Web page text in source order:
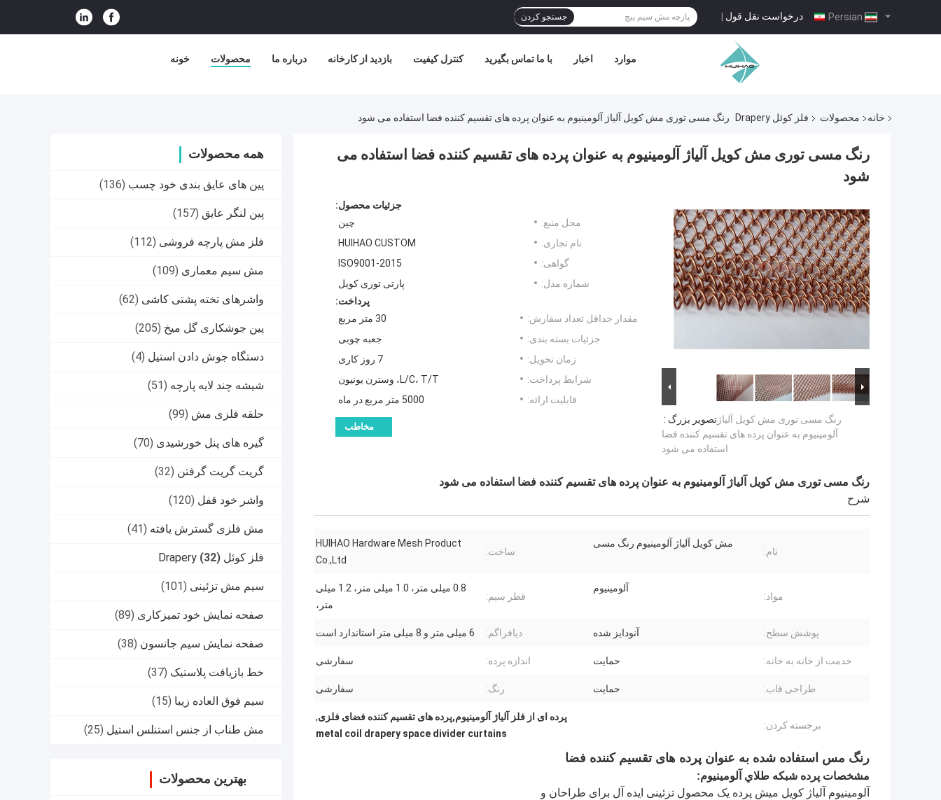
درخواست نقل قول | جستجو کردن
خونه محصولات درباره ما بازدید از کارخانه کنترل کیفیت با ما تماس بگیرید اخبار موارد
خانه محصولات فلز کوئل Drapery رنگ مسی توری مش کویل آلیاژ آلومینیوم به عنوان پرده های تقسیم کننده فضا استفاده می شود
همه محصولات
پین های عایق بندی خود چسب (136)
پین لنگر عایق (157)
فلز مش پارچه فروشی (112)
مش سیم معماری (109)
واشرهای تخته پشتی کاشی (62)
پین جوشکاری گل میخ (205)
دستگاه جوش دادن استیل (4)
شیشه چند لایه پارچه (51)
حلقه فلزی مش (99)
گیره های پنل خورشیدی (70)
گریت گریت گرفتن (32)
واشر خود قفل (120)
مش فلزی گسترش یافته (41)
فلز کوئل Drapery (32)
سیم مش تزئینی (101)
صفحه نمایش خود تمیزکاری (89)
صفحه نمایش سیم جانسون (38)
خط بازیافت پلاستیک (37)
سیم فوق العاده زیبا (15)
مش طناب از جنس استنلس استیل (25)
بهترین محصولات
رنگ مسی توری مش کویل آلیاژ آلومینیوم به عنوان پرده های تقسیم کننده فضا استفاده می
شود
تصویر بزرگ :رنگ مسی توری مش کویل آلیاژ
آلومینیوم به عنوان پرده های تقسیم کننده فضا
استفاده می شود
جزئیات محصول:
محل منبع:
چین
نام تجاری:
HUIHAO CUSTOM
گواهی:
ISO9001-2015
شماره مدل:
پارتی توری کویل
پرداخت:
مقدار حداقل تعداد سفارش:
30 متر مربع
جزئیات بسته بندی:
جعبه چوبی
زمان تحویل:
7 روز کاری
شرایط پرداخت:
L/C، T/T، وسترن یونیون
قابلیت ارائه:
5000 متر مربع در ماه
مخاطب
رنگ مسی توری مش کویل آلیاژ آلومینیوم به عنوان پرده های تقسیم کننده فضا استفاده می شود
شرح
نام:
مش کویل آلیاژ آلومینیوم رنگ مسی
ساخت:
HUIHAO Hardware Mesh Product
Co.,Ltd
مواد:
آلومینیوم
قطر سیم:
0.8 میلی متر، 1.0 میلی متر، 1.2 میلی
متر،
پوشش سطح: آنودایز شده دیافراگم: 6 میلی متر و 8 میلی متر استاندارد است
خدمت از خانه به خانه: حمایت اندازه پرده: سفارشی
طراحی قاب: حمایت رنگ: سفارشی
برجسته کردن:
پرده ای از فلز آلیاژ آلومینیوم,پرده های تقسیم کننده فضای فلزی,
metal coil drapery space divider curtains
رنگ مس استفاده شده به عنوان پرده های تقسیم کننده فضا
مشخصات پرده شبكه طلاي آلومينيوم:
آلومینیوم آلیاژ کویل میش پرده یک محصول تزئینی ایده آل برای طراحان و